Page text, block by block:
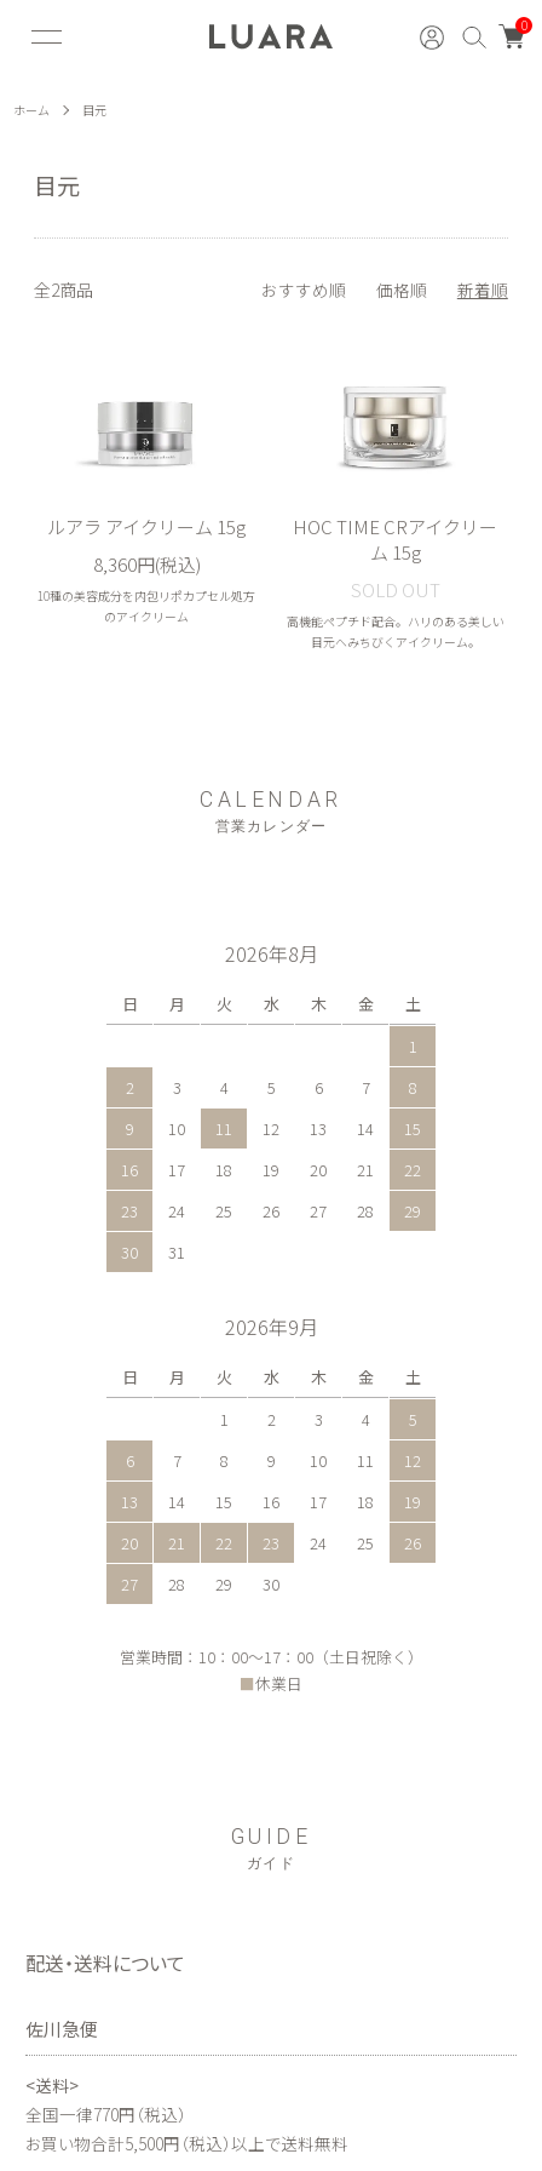
0
ホーム 目元
目元
全2商品 おすすめ順 価格順 新着順
ルアラ アイクリーム 15g
8,360円(税込)
10種の美容成分を内包リポカプセル処方
のアイクリーム
HOC TIME CRアイクリー
ム 15g
SOLD OUT
高機能ペプチド配合。ハリのある美しい
目元へみちびくアイクリーム。
CALENDAR
営業カレンダー
2026年8月
日 月 火 水 木 金
土
1
2
3 4 5 6 7
8
9
10 11 12 13 14
15
16
17 18 19 20 21
22
23
24 25 26 27 28
29
30
31
2026年9月
日 月 火 水 木 金
土
1
2 3 4
5
6
7 8 9 10 11
12
13
14 15 16 17 18
19
20
21 22 23 24 25
26
27
28 29 30
営業時間：10：00～17：00（土日祝除く）
■休業日
GUIDE
ガイド
配送・送料について
佐川急便
<送料>
全国一律770円（税込）
お買い物合計5,500円（税込）以上で送料無料